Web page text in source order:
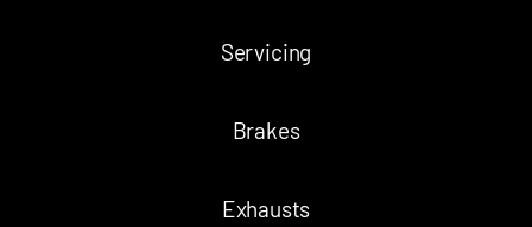
Servicing
Brakes
Exhausts